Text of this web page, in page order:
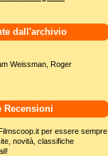
dall'archivio
Weissman, Roger
Recensioni
per essere sempre
novità, classifiche